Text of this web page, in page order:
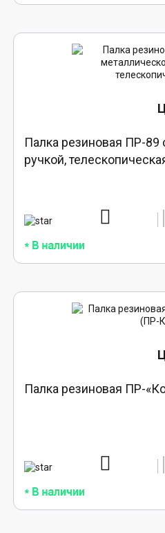
Палка резиновая ПР-89
ручкой,
Палка резиновая ПР-